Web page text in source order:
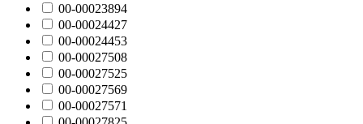
00-00023894
00-00024427
00-00024453
00-00027508
00-00027525
00-00027569
00-00027571